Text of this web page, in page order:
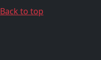
Back to top